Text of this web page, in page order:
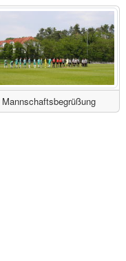
Mannschaftsbegrüßung